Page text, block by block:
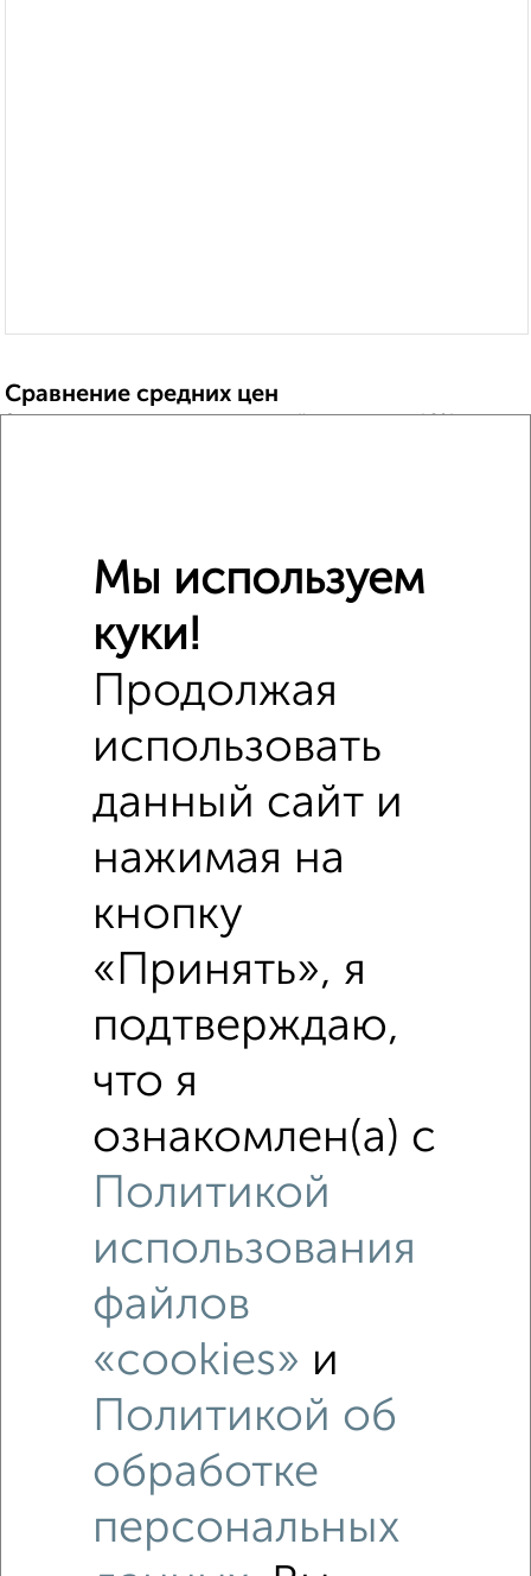
Сравнение средних цен
Средняя цена район
Это предложение
Похожие предложения рядом
Рядом, с меньшей ценой
Недалеко от Фридриха Энгельса с ценой ниже
Мы используем
куки!
Продолжая
использовать
данный сайт и
нажимая на
кнопку
«Принять», я
подтверждаю,
что я
ознакомлен(а) с
Политикой
использования
файлов
«cookies» и
Политикой об
обработке
персональных